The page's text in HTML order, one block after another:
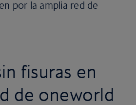
por la amplia red de
fisuras en
de oneworld